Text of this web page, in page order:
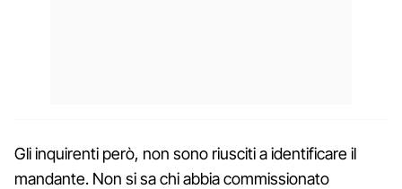
Gli inquirenti però, non sono riusciti a identificare il
mandante. Non si sa chi abbia commissionato